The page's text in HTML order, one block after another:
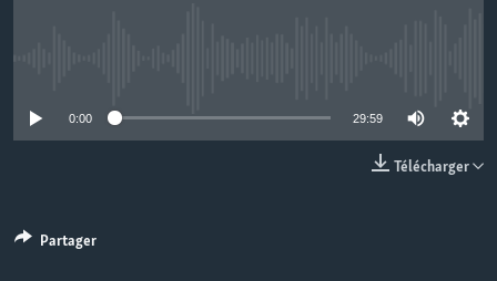
0:00 29:59
Télécharger
Partager